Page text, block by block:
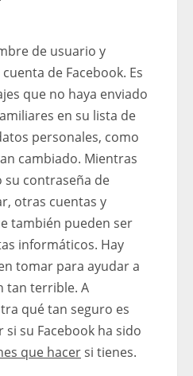
de usuario y
de Facebook. Es
que no haya enviado
en su lista de
personales, como
cambiado. Mientras
contraseña de
otras cuentas y
también pueden ser
informáticos. Hay
tomar para ayudar a
tan terrible. A
qué tan seguro es
si su Facebook ha sido
que hacersi tienes.